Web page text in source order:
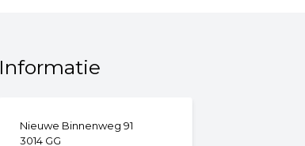
Informatie
Nieuwe Binnenweg 91
3014 GG